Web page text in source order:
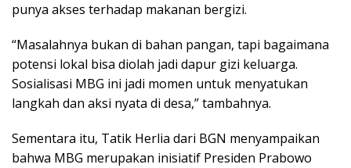
punya akses terhadap makanan bergizi.
“Masalahnya bukan di bahan pangan, tapi bagaimana
potensi lokal bisa diolah jadi dapur gizi keluarga.
Sosialisasi MBG ini jadi momen untuk menyatukan
langkah dan aksi nyata di desa,” tambahnya.
Sementara itu, Tatik Herlia dari BGN menyampaikan
bahwa MBG merupakan inisiatif Presiden Prabowo